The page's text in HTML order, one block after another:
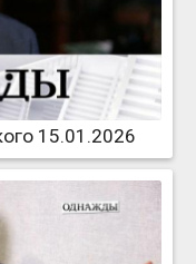
15.01.2026